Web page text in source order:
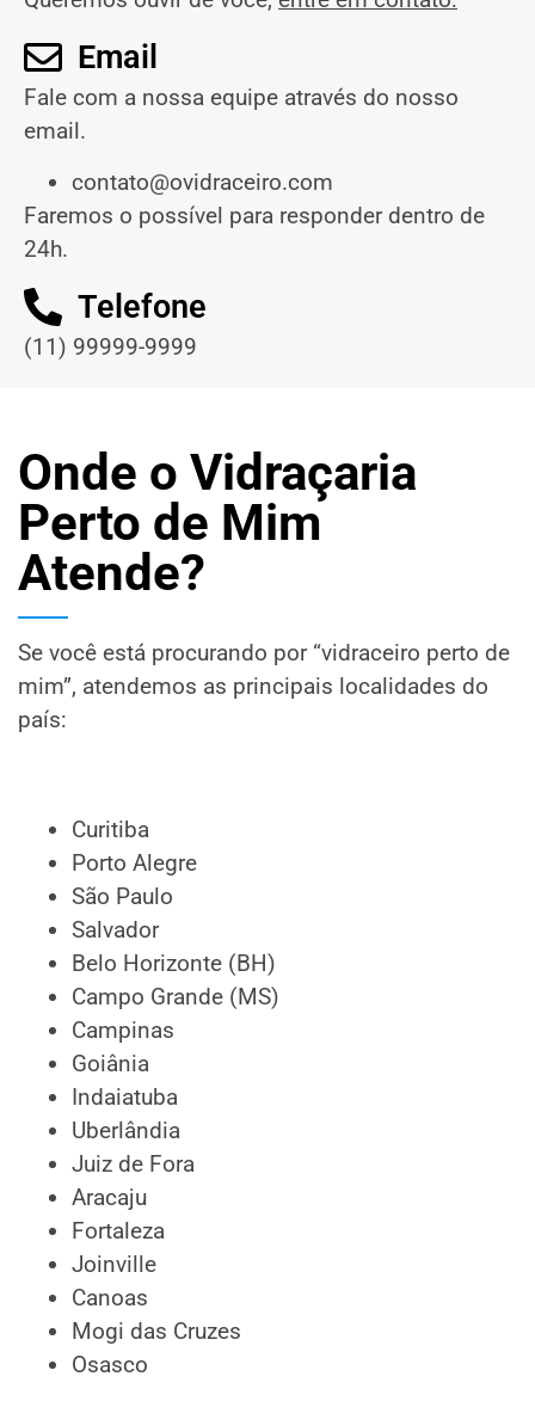
Email
Fale com a nossa equipe através do nosso
email.
contato@ovidraceiro.com
Faremos o possível para responder dentro de
24h.
Telefone
(11) 99999-9999
Onde o Vidraçaria
Perto de Mim
Atende?
Se você está procurando por “vidraceiro perto de
mim”, atendemos as principais localidades do
país:
Curitiba
Porto Alegre
São Paulo
Salvador
Belo Horizonte (BH)
Campo Grande (MS)
Campinas
Goiânia
Indaiatuba
Uberlândia
Juiz de Fora
Aracaju
Fortaleza
Joinville
Canoas
Mogi das Cruzes
Osasco